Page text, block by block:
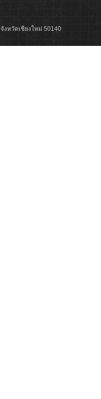
งหวัดเชียงใหม่ 50140